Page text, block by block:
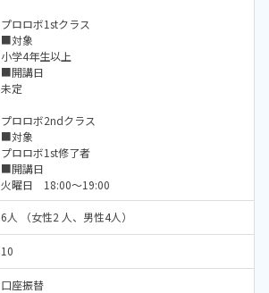
プロロボ1stクラス
■対象
小学4年生以上
■開講日
未定
プロロボ2ndクラス
■対象
プロロボ1st修了者
■開講日
火曜日 18:00～19:00
6人 （女性2 人、男性4人）
10
口座振替